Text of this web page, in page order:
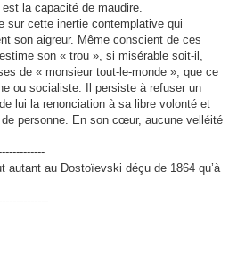
la capacité de maudire.
sur cette inertie contemplative qui
son aigreur. Même conscient de ces
son « trou », si misérable soit-il,
de « monsieur tout-le-monde », que ce
ou socialiste. Il persiste à refuser un
lui la renonciation à sa libre volonté et
personne. En son cœur, aucune velléité
autant au Dostoïevski déçu de 1864 qu’à